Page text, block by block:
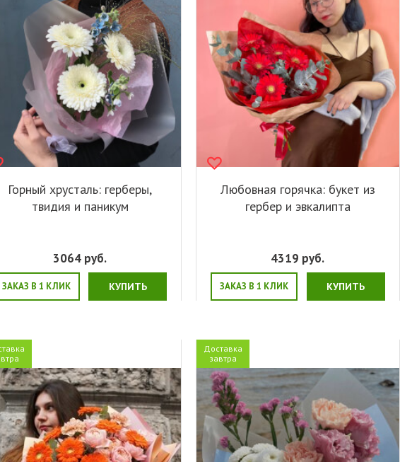
Горный хрусталь: герберы,
твидия и паникум
3064 руб.
ЗАКАЗ В 1 КЛИК КУПИТЬ
Любовная горячка: букет из
гербер и эвкалипта
4319 руб.
ЗАКАЗ В 1 КЛИК КУПИТЬ
Доставка
завтра